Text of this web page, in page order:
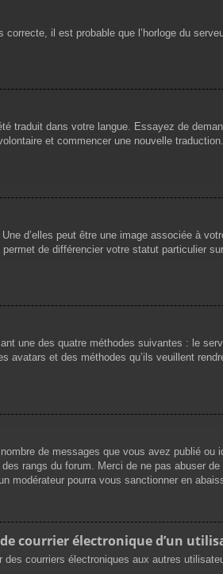
il est probable que l’horloge du
traduit dans votre langue. Essayez de
et commencer une nouvelle
d’elles peut être une image associée à
de différencier votre statut particulier
une des quatre méthodes suivantes : le
et des méthodes qu’ils veuillent
de messages que vous avez publié
rangs du forum. Merci de ne pas abuser
pourra vous sanctionner en
courrier électronique d’un
courriers électroniques aux autres